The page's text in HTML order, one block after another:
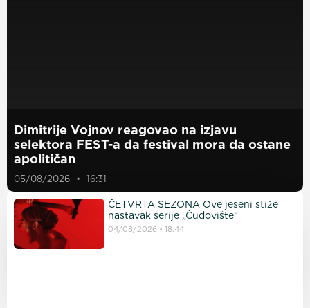
Dimitrije Vojnov reagovao na izjavu
selektora FEST-a da festival mora da ostane
apolitičan
05/08/2026 16:31
ČETVRTA SEZONA Ove jeseni stiže
nastavak serije „Čudovište“
04/08/2026 18:44